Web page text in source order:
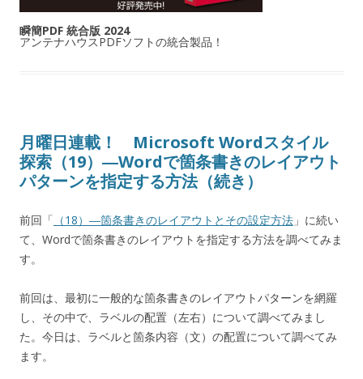
瞬簡PDF 統合版 2024
アンテナハウスPDFソフトの統合製品！
月曜日連載！ Microsoft Wordスタイル
探索（19）―Wordで箇条書きのレイアウト
パターンを指定する方法（続き）
前回「 （18）―箇条書きのレイアウトとその設定方法 」に続い
て、Wordで箇条書きのレイアウトを指定する方法を調べてみま
す。
前回は、最初に一般的な箇条書きのレイアウトパターンを網羅
し、その中で、ラベルの配置（左右）について調べてみまし
た。今日は、ラベルと箇条内容（文）の配置について調べてみ
ます。